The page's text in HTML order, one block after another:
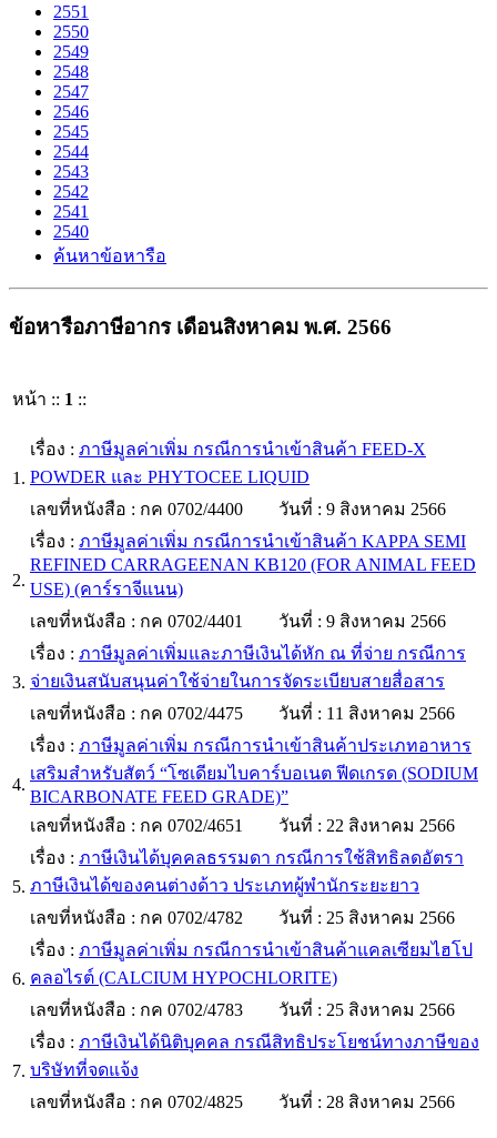
2551
2550
2549
2548
2547
2546
2545
2544
2543
2542
2541
2540
ค้นหาข้อหารือ
ข้อหารือภาษีอากร เดือนสิงหาคม พ.ศ. 2566
หน้า :: 1 ::
1.
เรื่อง : ภาษีมูลค่าเพิ่ม กรณีการนำเข้าสินค้า FEED-X
POWDER และ PHYTOCEE LIQUID
เลขที่หนังสือ : กค 0702/4400
วันที่ : 9 สิงหาคม 2566
2.
เรื่อง : ภาษีมูลค่าเพิ่ม กรณีการนำเข้าสินค้า KAPPA SEMI
REFINED CARRAGEENAN KB120 (FOR ANIMAL FEED
USE) (คาร์ราจีแนน)
เลขที่หนังสือ : กค 0702/4401
วันที่ : 9 สิงหาคม 2566
3.
เรื่อง : ภาษีมูลค่าเพิ่มและภาษีเงินได้หัก ณ ที่จ่าย กรณีการ
จ่ายเงินสนับสนุนค่าใช้จ่ายในการจัดระเบียบสายสื่อสาร
เลขที่หนังสือ : กค 0702/4475
วันที่ : 11 สิงหาคม 2566
4.
เรื่อง : ภาษีมูลค่าเพิ่ม กรณีการนำเข้าสินค้าประเภทอาหาร
เสริมสำหรับสัตว์ “โซเดียมไบคาร์บอเนต ฟีดเกรด (SODIUM
BICARBONATE FEED GRADE)”
เลขที่หนังสือ : กค 0702/4651
วันที่ : 22 สิงหาคม 2566
5.
เรื่อง : ภาษีเงินได้บุคคลธรรมดา กรณีการใช้สิทธิลดอัตรา
ภาษีเงินได้ของคนต่างด้าว ประเภทผู้พำนักระยะยาว
เลขที่หนังสือ : กค 0702/4782
วันที่ : 25 สิงหาคม 2566
6.
เรื่อง : ภาษีมูลค่าเพิ่ม กรณีการนำเข้าสินค้าแคลเซียมไฮโป
คลอไรต์ (CALCIUM HYPOCHLORITE)
เลขที่หนังสือ : กค 0702/4783
วันที่ : 25 สิงหาคม 2566
7.
เรื่อง : ภาษีเงินได้นิติบุคคล กรณีสิทธิประโยชน์ทางภาษีของ
บริษัทที่จดแจ้ง
เลขที่หนังสือ : กค 0702/4825
วันที่ : 28 สิงหาคม 2566